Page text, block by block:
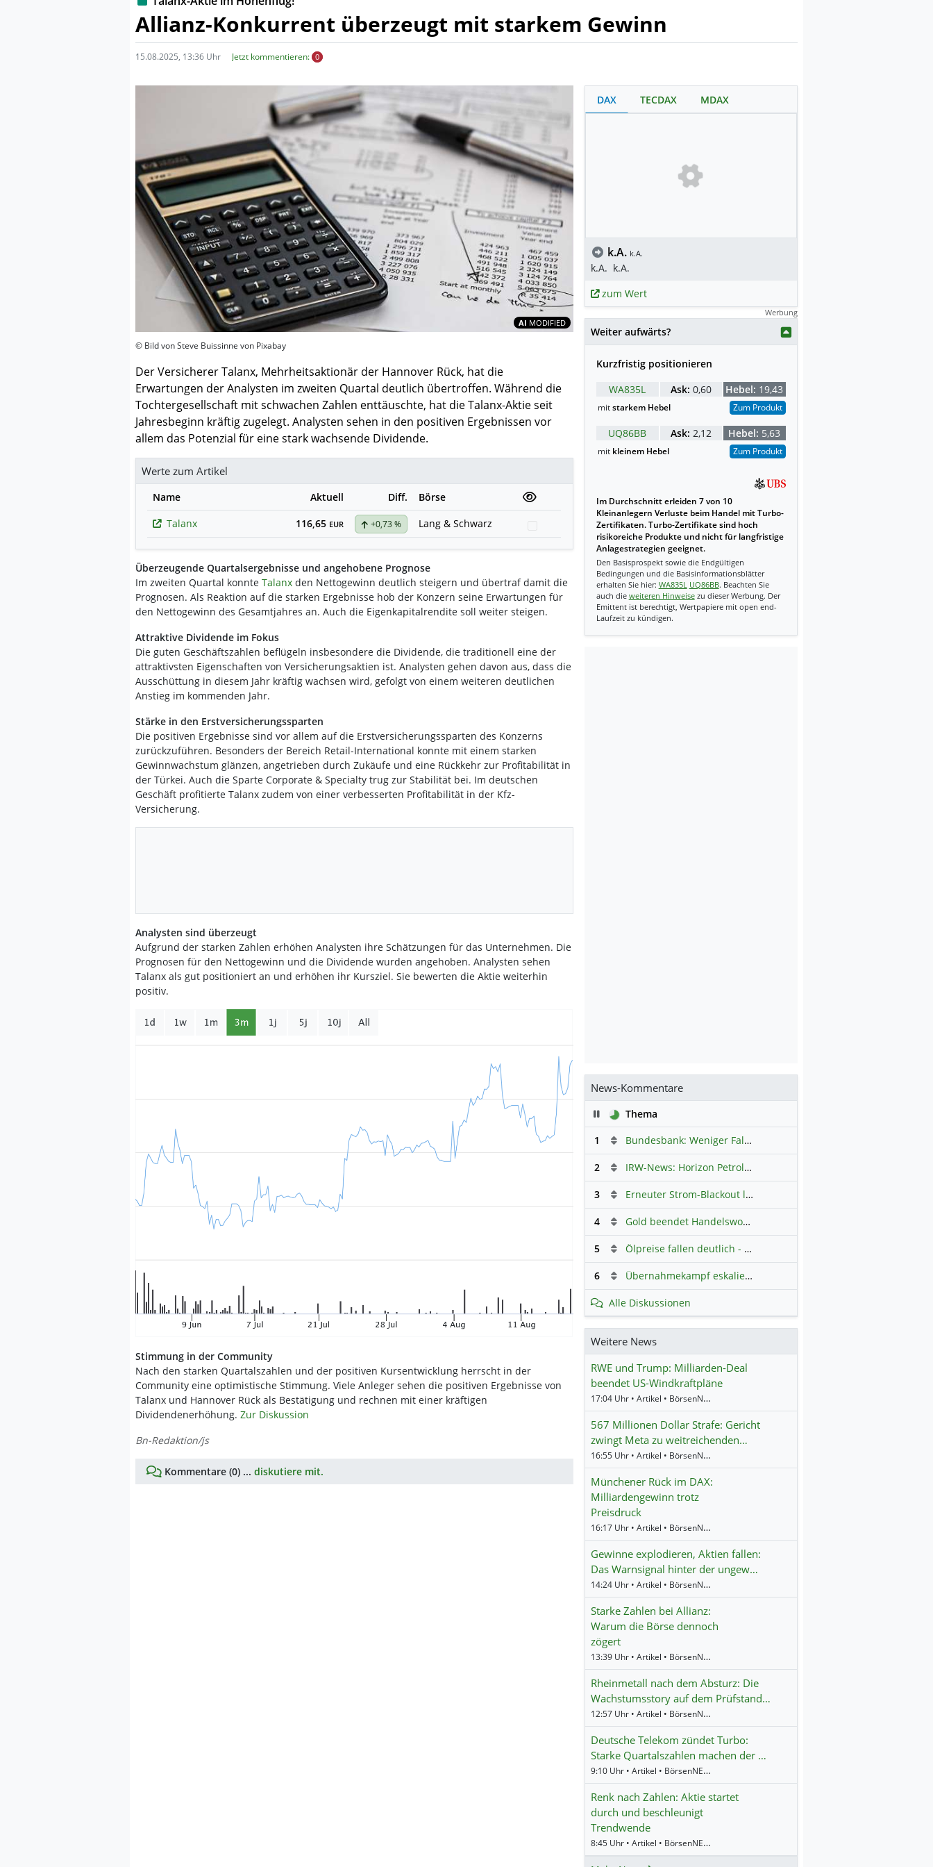
Allianz-Konkurrent überzeugt mit starkem Gewinn
15.08.2025, 13:36 Uhr Jetzt kommentieren: 0
AI MODIFIED Inhalte teilweise mit KI erstellt.
© Bild von Steve Buissinne von Pixabay
Der Versicherer Talanx, Mehrheitsaktionär der Hannover Rück, hat die
Erwartungen der Analysten im zweiten Quartal deutlich übertroffen. Während die
Tochtergesellschaft mit schwachen Zahlen enttäuschte, hat die Talanx-Aktie seit
Jahresbeginn kräftig zugelegt. Analysten sehen in den positiven Ergebnissen vor
allem das Potenzial für eine stark wachsende Dividende.
Werte zum Artikel
Name Aktuell Diff.
Börse
Talanx
116,65 EUR +0,73 % Lang & Schwarz
Überzeugende Quartalsergebnisse und angehobene Prognose
Im zweiten Quartal konnte Talanx den Nettogewinn deutlich steigern und übertraf damit die
Prognosen. Als Reaktion auf die starken Ergebnisse hob der Konzern seine Erwartungen für
den Nettogewinn des Gesamtjahres an. Auch die Eigenkapitalrendite soll weiter steigen.
Attraktive Dividende im Fokus
Die guten Geschäftszahlen beflügeln insbesondere die Dividende, die traditionell eine der
attraktivsten Eigenschaften von Versicherungsaktien ist. Analysten gehen davon aus, dass die
Ausschüttung in diesem Jahr kräftig wachsen wird, gefolgt von einem weiteren deutlichen
Anstieg im kommenden Jahr.
Stärke in den Erstversicherungssparten
Die positiven Ergebnisse sind vor allem auf die Erstversicherungssparten des Konzerns
zurückzuführen. Besonders der Bereich Retail-International konnte mit einem starken
Gewinnwachstum glänzen, angetrieben durch Zukäufe und eine Rückkehr zur Profitabilität in
der Türkei. Auch die Sparte Corporate & Specialty trug zur Stabilität bei. Im deutschen
Geschäft profitierte Talanx zudem von einer verbesserten Profitabilität in der Kfz-
Versicherung.
Analysten sind überzeugt
Aufgrund der starken Zahlen erhöhen Analysten ihre Schätzungen für das Unternehmen. Die
Prognosen für den Nettogewinn und die Dividende wurden angehoben. Analysten sehen
Talanx als gut positioniert an und erhöhen ihr Kursziel. Sie bewerten die Aktie weiterhin
positiv.
Stimmung in der Community
Nach den starken Quartalszahlen und der positiven Kursentwicklung herrscht in der
Community eine optimistische Stimmung. Viele Anleger sehen die positiven Ergebnisse von
Talanx und Hannover Rück als Bestätigung und rechnen mit einer kräftigen
Dividendenerhöhung. Zur Diskussion
Bn-Redaktion/js
Kommentare (0) ... diskutiere mit.
DAX TECDAX MDAX
k.A. k.A.
k.A. k.A.
zum Wert
Werbung
Weiter aufwärts?
Kurzfristig positionieren
WA835L
Ask: 0,60 Hebel: 19,43
mitstarkem Hebel Zum Produkt
UQ86BB Ask: 2,12 Hebel: 5,63
mit kleinem Hebel Zum Produkt
Im Durchschnitt erleiden 7 von 10
Kleinanlegern Verluste beim Handel mit Turbo-
Zertifikaten. Turbo-Zertifikate sind hoch
risikoreiche Produkte und nicht für langfristige
Anlagestrategien geeignet.
Den Basisprospekt sowie die Endgültigen
Bedingungen und die Basisinformationsblätter
erhalten Sie hier: WA835L UQ86BB. Beachten Sie
auch die weiteren Hinweisezu dieser Werbung. Der
Emittent ist berechtigt, Wertpapiere mit open end-
Laufzeit zu kündigen.
News-Kommentare
PauseThema
1
Bundesbank: Weniger Falschgeld in Deutschland
2 IRW-News: Horizon Petroleum Ltd. : Horizon Petroleum beginnt mit der Testförderung im Projekt Lachowice in Polen und schließt die Platzierung einer überzeichneten Wandelanleihe ab
3 Erneuter Strom-Blackout legt ganz Kuba lahm
4 Gold beendet Handelswoche mit Knall: Barrick Mining – Ist diese Aktie wieder ein Kauf?
5 Ölpreise fallen deutlich - Fortschritte zwischen USA und Iran belasten
6 Übernahmekampf eskaliert: Wird die Commerzbank italienisch?
Alle Diskussionen
Weitere News
RWE und Trump: Milliarden-Deal
beendet US-Windkraftpläne
17:04 Uhr • Artikel • BörsenNEWS.de
567 Millionen Dollar Strafe: Gericht
zwingt Meta zu weitreichenden…
16:55 Uhr • Artikel • BörsenNEWS.de
Münchener Rück im DAX:
Milliardengewinn trotz
Preisdruck
16:17 Uhr • Artikel • BörsenNEWS.de
Gewinne explodieren, Aktien fallen:
Das Warnsignal hinter der ungew…
14:24 Uhr • Artikel • BörsenNEWS.de
Starke Zahlen bei Allianz:
Warum die Börse dennoch
zögert
13:39 Uhr • Artikel • BörsenNEWS.de
Rheinmetall nach dem Absturz: Die
Wachstumsstory auf dem Prüfstand…
12:57 Uhr • Artikel • BörsenNEWS.de
Deutsche Telekom zündet Turbo:
Starke Quartalszahlen machen der …
9:10 Uhr • Artikel • BörsenNEWS.de
Renk nach Zahlen: Aktie startet
durch und beschleunigt
Trendwende
8:45 Uhr • Artikel • BörsenNEWS.de